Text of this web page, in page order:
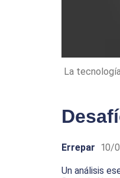
La
Errepar 10/
Un análisis